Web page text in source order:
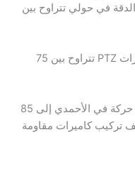
الدقة في حولي تتراوح بين
كذلك، في الفروانية، تكلفة تركيب كاميرات PTZ تتراوح بين 75
تصل تكاليف تركيب كاميرات بمستشعر حركة في الأحمدي إلى 85
تركيب كاميرات مقاومة